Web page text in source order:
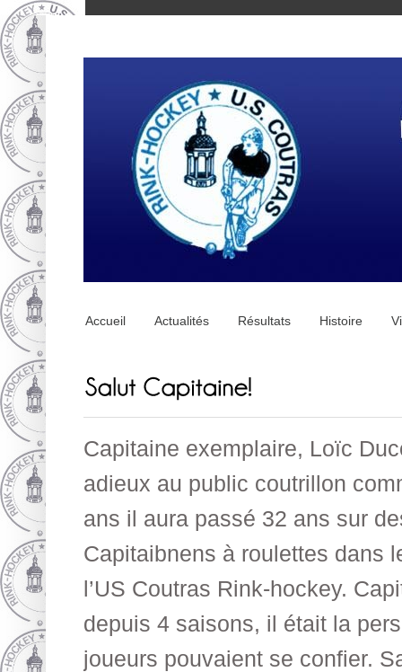
Accueil Actualités Résultats Histoire
Capitaine exemplaire, Loïc
adieux au public coutrillon
ans il aura passé 32 ans sur
Capitaibnens à roulettes dans
l’US Coutras Rink-hockey.
depuis 4 saisons, il était la
joueurs pouvaient se confier.